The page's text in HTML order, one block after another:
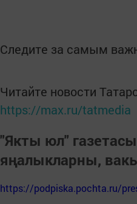
Следите за самым
Читайте новости
https://max.ru/tatmedia
"Якты юл"
яңалыкларны,
https://podpiska.pochta.ru/